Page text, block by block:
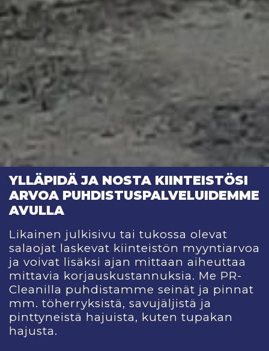
YLLÄPIDÄ JA NOSTA KIINTEISTÖSI
ARVOA PUHDISTUSPALVELUIDEMME
AVULLA
Likainen julkisivu tai tukossa olevat
salaojat laskevat kiinteistön myyntiarvoa
ja voivat lisäksi ajan mittaan aiheuttaa
mittavia korjauskustannuksia. Me PR-
Cleanilla puhdistamme seinät ja pinnat
mm. töherryksistä, savujäljistä ja
pinttyneistä hajuista, kuten tupakan
hajusta.